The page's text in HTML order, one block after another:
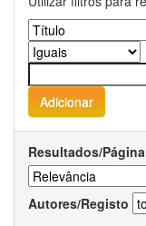
Resultados/Página
Autores/Registo